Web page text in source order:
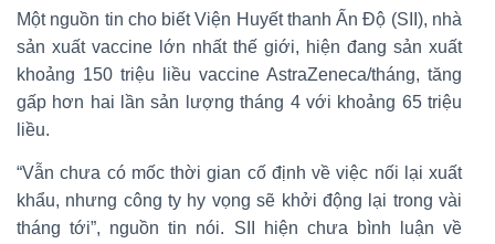
Một nguồn tin cho biết Viện Huyết thanh Ấn Độ (SII), nhà
sản xuất vaccine lớn nhất thế giới, hiện đang sản xuất
khoảng 150 triệu liều vaccine AstraZeneca/tháng, tăng
gấp hơn hai lần sản lượng tháng 4 với khoảng 65 triệu
liều.
“Vẫn chưa có mốc thời gian cố định về việc nối lại xuất
khẩu, nhưng công ty hy vọng sẽ khởi động lại trong vài
tháng tới”, nguồn tin nói. SII hiện chưa bình luận về